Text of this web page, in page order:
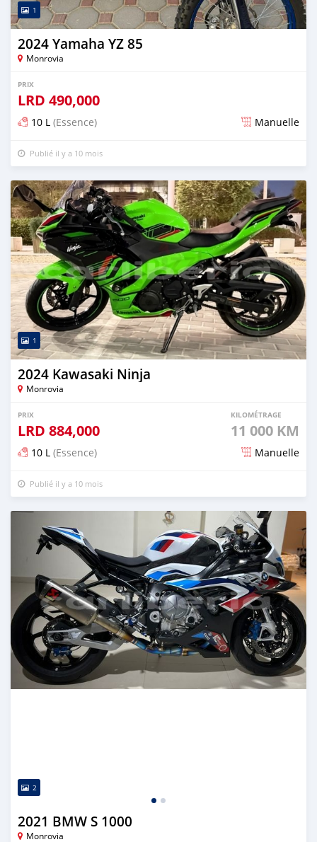
1
2024 Yamaha YZ 85
Monrovia
PRIX
LRD 490,000
10 L (Essence) Manuelle
Publié il y a 10 mois
1
2024 Kawasaki Ninja
Monrovia
PRIX
LRD 884,000
KILOMÉTRAGE
11 000 KM
10 L (Essence) Manuelle
Publié il y a 10 mois
2
2021 BMW S 1000
Monrovia